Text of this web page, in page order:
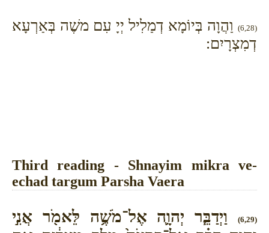
(6,28)
וַהֲוָה בְּיוֹמָא דְמַלִיל יְיָ עִם משֶׁה בְּאַרְעָא
דְמִצְרָיִם:
Third reading - Shnayim mikra ve-
echad targum Parsha Vaera
(6,29)
וַיְדַבֵּ֧ר יְהוָ֛ה אֶל־מֹשֶׁ֥ה לֵּאמֹ֖ר אֲנִ֣י